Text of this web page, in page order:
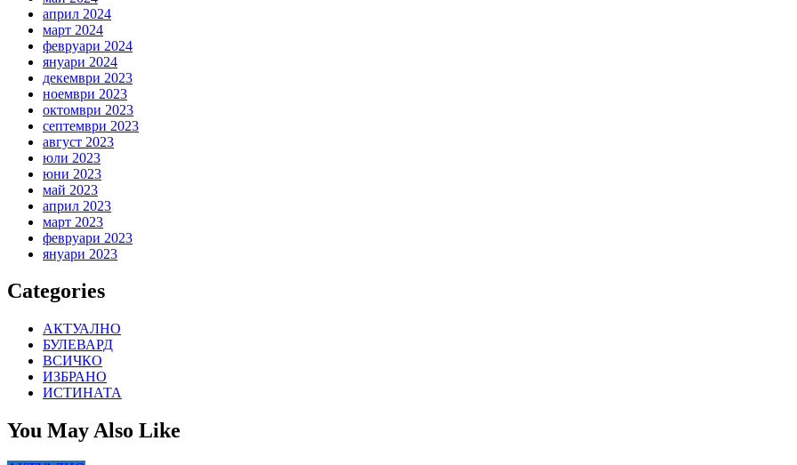
април 2024
март 2024
февруари 2024
януари 2024
декември 2023
ноември 2023
октомври 2023
септември 2023
август 2023
юли 2023
юни 2023
май 2023
април 2023
март 2023
февруари 2023
януари 2023
Categories
АКТУАЛНО
БУЛЕВАРД
ВСИЧКО
ИЗБРАНО
ИСТИНАТА
You May Also Like